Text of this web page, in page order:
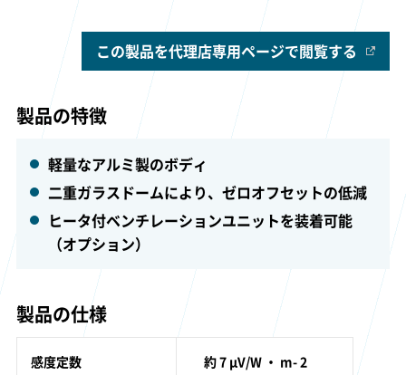
この製品を代理店専用ページで閲覧する
製品の特徴
軽量なアルミ製のボディ
二重ガラスドームにより、ゼロオフセットの低減
ヒータ付ベンチレーションユニットを装着可能
（オプション）
製品の仕様
感度定数 約 7 μV/W ・ m- 2